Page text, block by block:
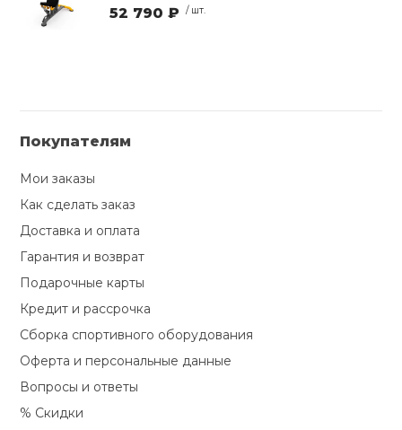
52 790 ₽ / шт.
Покупателям
Мои заказы
Как сделать заказ
Доставка и оплата
Гарантия и возврат
Подарочные карты
Кредит и рассрочка
Сборка спортивного оборудования
Оферта и персональные данные
Вопросы и ответы
% Скидки